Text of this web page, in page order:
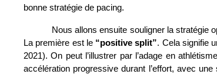
bonne stratégie de pacing.
Nous allons ensuite souligner la stratégie
La première est le “positive split”. Cela signifie
2021). On peut l’illustrer par l’adage en
accélération progressive durant l’effort, avec